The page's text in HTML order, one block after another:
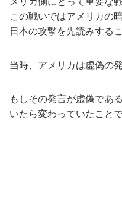
この戦いではアメリカの
日本の攻撃を先読みする
当時、アメリカは虚偽の
もしその発言が虚偽であ
いたら変わっていたことで